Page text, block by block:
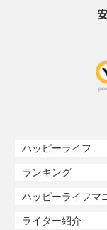
ハッピーライフ
ランキング
ハッピーライフマ
ライター紹介